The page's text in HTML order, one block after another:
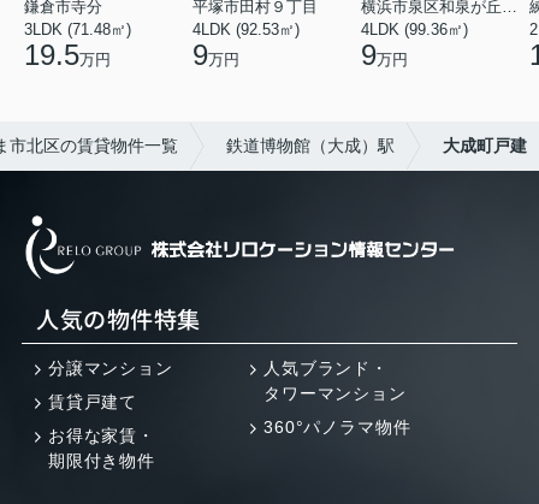
鎌倉市寺分
3LDK (71.48㎡)
19.5万円
平塚市田村９丁目
4LDK (92.53㎡)
9万円
横浜市泉区和泉が丘３丁目
4LDK (99.36㎡)
9万円
市北区の賃貸物件一覧 鉄道博物館（大成）駅 大成町戸建
人気の物件特集
分譲マンション
賃貸戸建て
お得な家賃・
期限付き物件
人気ブランド・
タワーマンション
360°パノラマ物件